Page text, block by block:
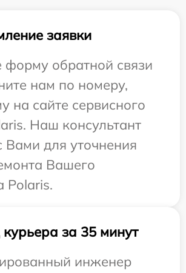
заявки
форму обратной связи
нам по номеру,
на сайте сервисного
Наш консультант
Вами для уточнения
Вашего
Polaris.
за 35 минут
инженер